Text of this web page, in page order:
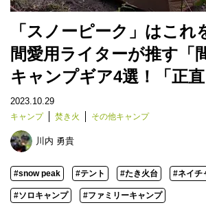
「スノーピーク」はこれ
間愛用ライターが推す「
キャンプギア4選！「正直
2023.10.29
キャンプ 焚き火 その他キャンプ
川内 勇貴
#snow peak #テント #たき火台 #ネイチ
#ソロキャンプ #ファミリーキャンプ